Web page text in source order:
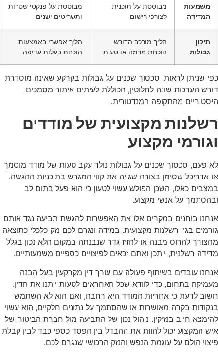
משמעות
המדידה
מבוססת על תוכנית
לצורכי רישום
מבוססת על פנקסי שטרות
ותשריטים ישנים
תיקון
גבולות
הליך מורכב הדורש
הוכחת מרמה או טעות
הליך אפשרי באמצעות
הוכחת בעלות עדיפה
כפי שניתן לראות, סכסוך שכנים על גבולות בקרקע שאינה מוסדרת
דורש הערכות שונה לחלוטין, הכוללת לעיתים איתור מסמכים
היסטוריים מהתקופה המנדטורית.
רשלנות מקצועית של מודדים
וגורמי מקצוע
לא פעם, סכסוך שכנים על גבולות נולד עקב טעות של מודד מוסמך
או אדריכל שסימן בצורה שגויה את קווי המגרש בתוכניות ההגשה.
במצבים כאלו, השכן הפולש עשוי לטעון כי הוא פעל בתום לב
ובהסתמך על אנשי מקצוע.
אנחנו בוחנים במקרים אלו את האפשרות להגשת תביעה נגד אותם
גורמים בגין רשלנות מקצועית. במידה ונגרם לכם נזק כלכלי כתוצאה
מהצורך להרוס מבנה או להזיז גדר שנבנתה במקום הלא נכון בגלל
מדידה רשלנית, ייתכן ואתם זכאים לפיצויים כספיים משמעותיים.
אנחנו עובדים בשיתוף פעולה עם עורך דין מקרקעין בעל הבנה
מעמיקה בתחום, כדי לוודא שכל האחראים לטעות ייתנו את הדין.
חשוב לדעת כי אחריות המודד היא רחבה, ואם הוא לא השתמש
בנקודות בקרה מאושרות או שהסתמך על נתונים חלקיים, הוא עשוי
להימצא חייב בנזיקין. ניהול נכון של התביעה מול חברת הביטוח של
איש המקצוע יכול להוות את ההבדל בין הפסד כספי כבד לבין קבלת
פיצוי הולם על עוגמת הנפש והנזק הרכושי שנגרם לכם.